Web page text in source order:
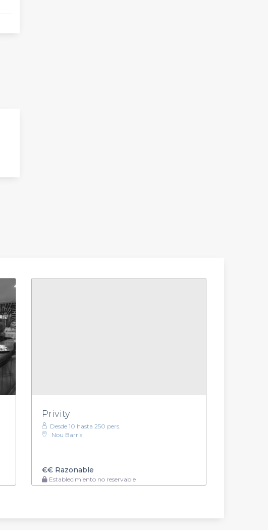
Privity
Desde 10 hasta 250 pers.
Nou Barris
€€ Razonable
Establecimiento no reservable